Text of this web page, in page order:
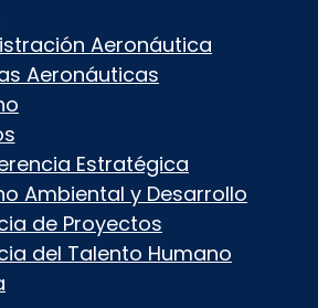
Aeronáutica
Aeronáuticas
Estratégica
Ambiental y Desarrollo
de Proyectos
del Talento Humano